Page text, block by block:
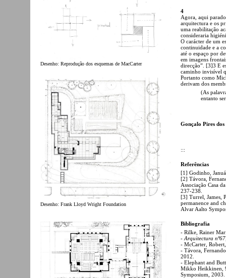
Desenho: Reprodução dos esquemas de MacCarter
Desenho: Frank Lloyd Wright Foundation
4
Agora, aqui
arquitectura e os
uma reabilitação
consideraria
O carácter de um
continuidade e a
até o espaço por
em imagens
direcção”. [3]3 E
caminho invisível
Portanto como
derivam dos
(As
entanto
Gonçalo Pires dos
:::
Referências
[1] Godinho,
[2] Távora,
Associação Casa
237-238.
[3] Turrel, James,
permanence and
Alvar Aalto
Bibliografia
- Rilke, Rainer
- Arquitectura nº67
- McCarter,
- Távora,
2012.
- Elephant and
Mikko Heikkinen,
Symposium, 2003.